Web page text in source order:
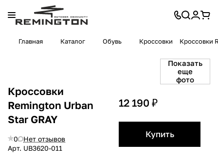
Главная Каталог Обувь Кроссовки Кроссовки
Показать
еще
фото
Кроссовки
Remington Urban
Star GRAY
0
Нет отзывов
Арт. UB3620-011
12 190 ₽
Купить